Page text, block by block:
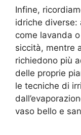
Infine,
idriche diverse:
come lavanda
siccità, mentre
richiedono più
delle proprie
le tecniche di
vaso bello e